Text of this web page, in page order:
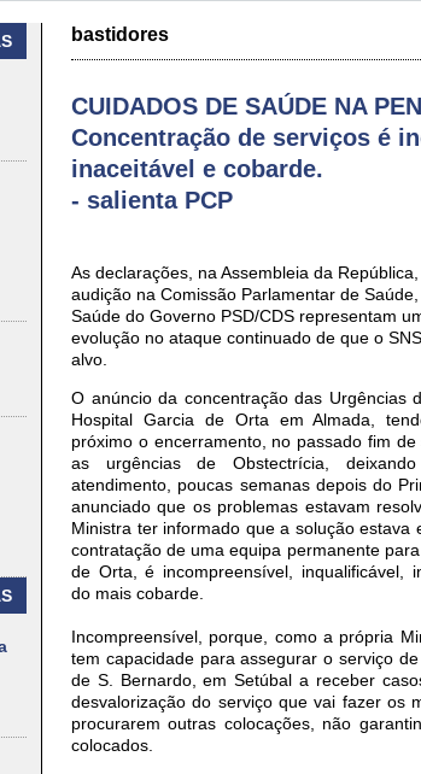
bastidores
CUIDADOS DE SAÚDE NA
Concentração de serviços é
inaceitável e cobarde.
- salienta PCP
As declarações, na Assembleia da
audição na Comissão Parlamentar de
Saúde do Governo PSD/CDS representam
evolução no ataque continuado de que o
alvo.
O anúncio da concentração das Urgências
Hospital Garcia de Orta em Almada,
próximo o encerramento, no passado fim
as urgências de Obstectrícia,
atendimento, poucas semanas depois do
anunciado que os problemas estavam
Ministra ter informado que a solução estava
contratação de uma equipa permanente
de Orta, é incompreensível, inqualificável,
do mais cobarde.
Incompreensível, porque, como a própria
tem capacidade para assegurar o serviço
de S. Bernardo, em Setúbal a receber
desvalorização do serviço que vai fazer os
procurarem outras colocações, não
colocados.